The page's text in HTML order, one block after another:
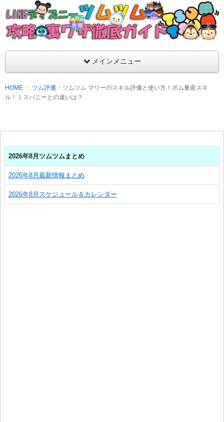
LINEディズニー ツムツム攻略・裏ワザ徹底
支持率No1！痒いところに手が届くツムツム攻略サイト！新ツ
ラ評価も丁寧に解説！ツムツムを120％楽しめるサイトを目指し
メインメニュー
HOME ツム評価
ツムツム マリーのスキル評価と使い方！ボム量産スキ
ル！ミスバニーとの違いは？
2026年8月ツムツムまとめ
2026年8月最新情報まとめ
2026年8月スケジュール＆カレンダー